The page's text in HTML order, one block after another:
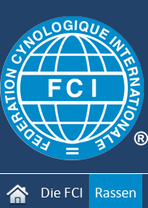
Die FCI Rassen